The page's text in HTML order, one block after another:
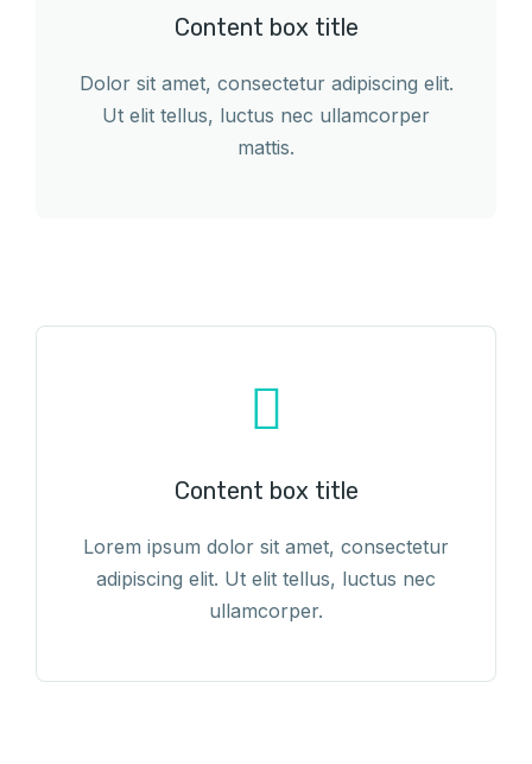
Content box title
Dolor sit amet, consectetur adipiscing elit.
Ut elit tellus, luctus nec ullamcorper
mattis.
Content box title
Lorem ipsum dolor sit amet, consectetur
adipiscing elit. Ut elit tellus, luctus nec
ullamcorper.